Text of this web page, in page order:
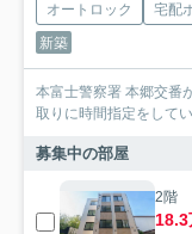
オートロック 宅配
新築
本富士警察署 本郷交番
取りに時間指定をして
募集中の部屋
2階
18.3